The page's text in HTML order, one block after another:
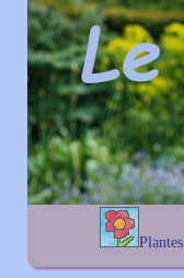
Plantes
A B C D